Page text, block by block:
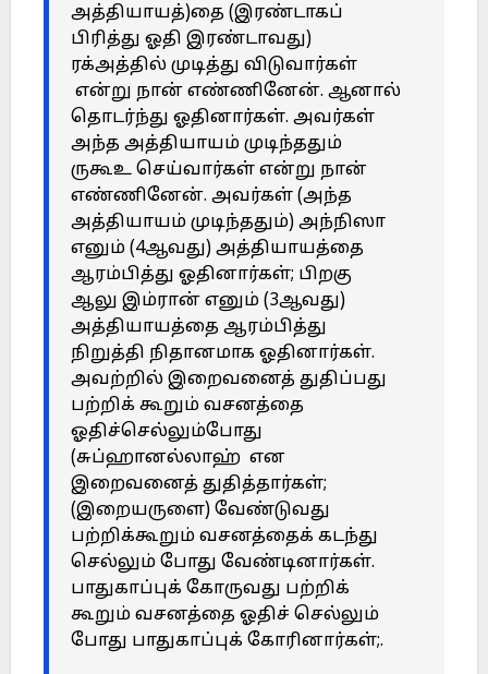
அத்தியாயத்)தை (இரண்டாகப்
பிரித்து ஓதி இரண்டாவது)
ரக்அத்தில் முடித்து விடுவார்கள்
என்று நான் எண்ணினேன். ஆனால்
தொடர்ந்து ஓதினார்கள். அவர்கள்
அந்த அத்தியாயம் முடிந்ததும்
ருகூஉ செய்வார்கள் என்று நான்
எண்ணினேன். அவர்கள் (அந்த
அத்தியாயம் முடிந்ததும்) அந்நிஸா
எனும் (4ஆவது) அத்தியாயத்தை
ஆரம்பித்து ஓதினார்கள்; பிறகு
ஆலு இம்ரான் எனும் (3ஆவது)
அத்தியாயத்தை ஆரம்பித்து
நிறுத்தி நிதானமாக ஓதினார்கள்.
அவற்றில் இறைவனைத் துதிப்பது
பற்றிக் கூறும் வசனத்தை
ஓதிச்செல்லும்போது
(சுப்ஹானல்லாஹ் என
இறைவனைத் துதித்தார்கள்;
(இறையருளை) வேண்டுவது
பற்றிக்கூறும் வசனத்தைக் கடந்து
செல்லும் போது வேண்டினார்கள்.
பாதுகாப்புக் கோருவது பற்றிக்
கூறும் வசனத்தை ஓதிச் செல்லும்
போது பாதுகாப்புக் கோரினார்கள்;.